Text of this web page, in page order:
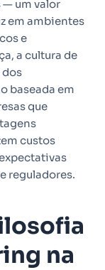
— um valor
em ambientes
e
a cultura de
dos
baseada em
que
custos
reguladores.
na